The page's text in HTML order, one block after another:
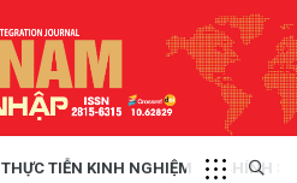
THỰC TIỄN KINH NGHIỆM CHÍNH